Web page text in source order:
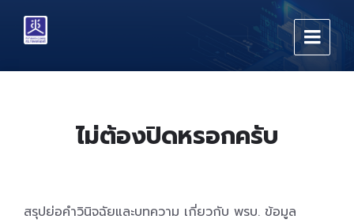
content
main
footer
ไม่ต้องปิดหรอกครับ
สรุปย่อคำวินิจฉัยและบทความ เกี่ยวกับ พรบ. ข้อมูล